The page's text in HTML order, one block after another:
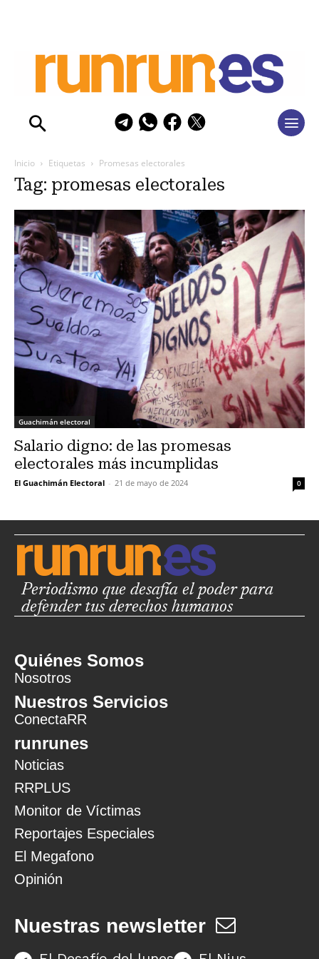
Inicio Etiquetas Promesas electorales
Tag: promesas electorales
Guachimán electoral
Salario digno: de las promesas
electorales más incumplidas
El Guachimán Electoral - 21 de mayo de 2024 0
Periodismo que desafía el poder para
defender tus derechos humanos
Quiénes Somos
Nosotros
Nuestros Servicios
ConectaRR
runrunes
Noticias
RRPLUS
Monitor de Víctimas
Reportajes Especiales
El Megafono
Opinión
Nuestras newsletter